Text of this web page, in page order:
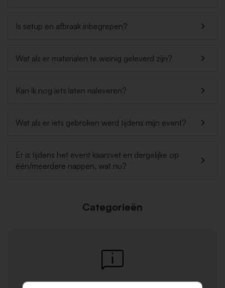
Is setup en afbraak inbegrepen?
Wat als er materialen te weinig geleverd zijn?
Kan ik nog iets laten naleveren?
Wat als er iets gebroken werd tijdens mijn event?
Er is tijdens het event kaarsvet en dergelijke op
één/meerdere nappen, wat nu?
Categorieën